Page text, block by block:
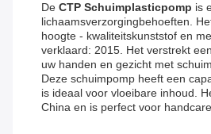
De CTP Schuimplasticpomp is
lichaamsverzorgingbehoeften.
hoogte - kwaliteitskunststof en
verklaard: 2015. Het verstrekt
uw handen en gezicht met
Deze schuimpomp heeft een
is ideaal voor vloeibare inhoud.
China en is perfect voor